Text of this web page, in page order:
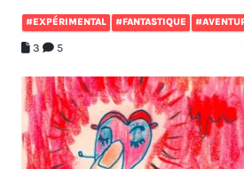
#EXPÉRIMENTAL #FANTASTIQUE
3 5